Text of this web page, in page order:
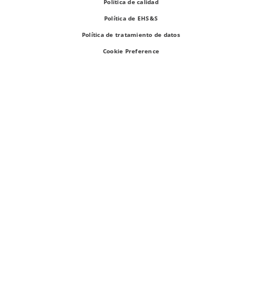
Política de calidad
Política de EHS&S
Política de tratamiento de datos
Cookie Preference